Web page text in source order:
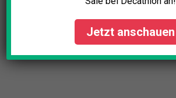
Jetzt anschauen